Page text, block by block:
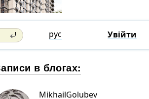
рус Увійти
в блогах:
MikhailGolubev